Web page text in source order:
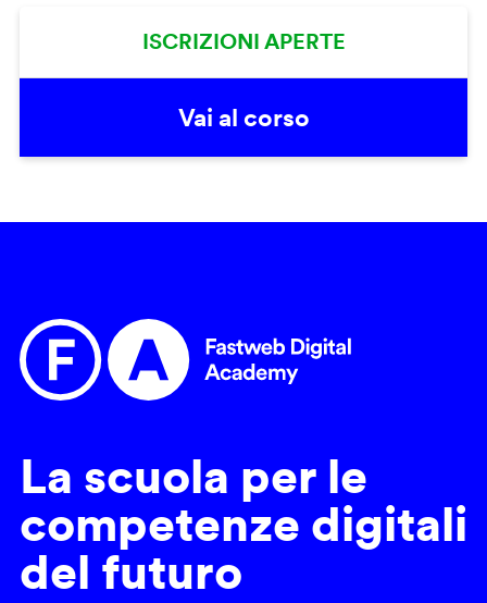
ISCRIZIONI APERTE
Vai al corso
La scuola per le
competenze digitali
del futuro